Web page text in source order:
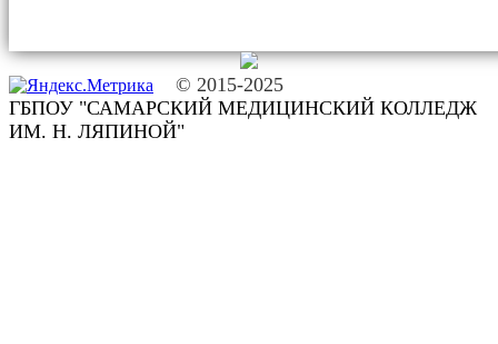
© 2015-2025
ГБПОУ "САМАРСКИЙ МЕДИЦИНСКИЙ КОЛЛЕДЖ
ИМ. Н. ЛЯПИНОЙ"